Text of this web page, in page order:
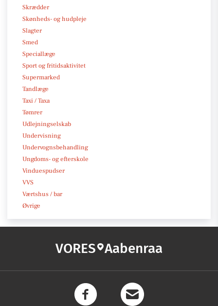
Skrædder
Skønheds- og hudpleje
Slagter
Smed
Speciallæge
Sport og fritidsaktivitet
Supermarked
Tandlæge
Taxi / Taxa
Tømrer
Udlejningselskab
Undervisning
Undervognsbehandling
Ungdoms- og efterskole
Vinduespudser
VVS
Værtshus / bar
Øvrige
VORES Aabenraa